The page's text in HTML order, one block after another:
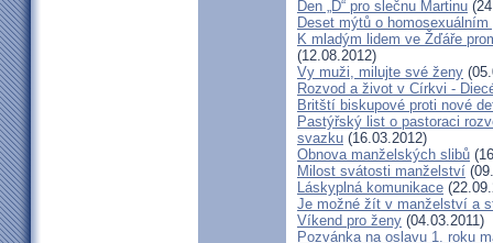
Den „D“ pro slečnu Martinu
Deset mýtů o homosexuálním
K mladým lidem ve Žďáře
(12.08.2012)
Vy muži, milujte své ženy
Rozvod a život v Církvi -
Britští biskupové proti nové
Pastýřský list o pastoraci
svazku (16.03.2012)
Obnova manželských slibů
Milost svátosti manželství
Láskyplná komunikace
Je možné žít v manželství a
Víkend pro ženy (04.03.2011)
Pozvánka na oslavu 1. roku